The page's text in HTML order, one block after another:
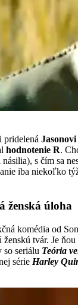
pridelená
hodnotenie R.
s čím sa
iba niekoľko
ženská úloha
komédia od
tvár. Je ňou
so seriálu Teória
série Harley